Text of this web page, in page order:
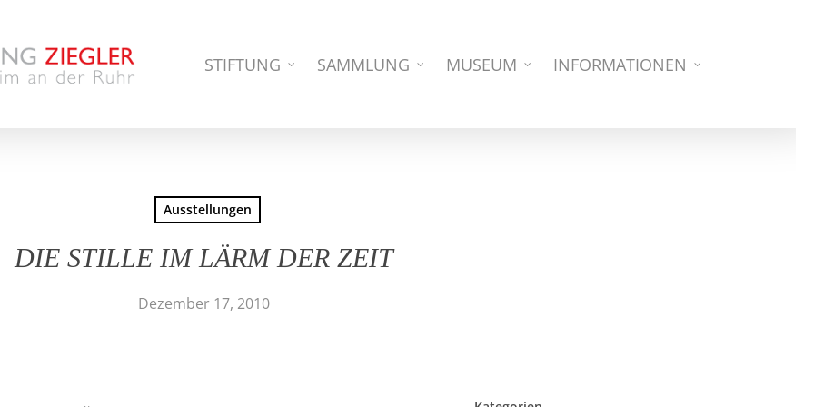
STIFTUNG SAMMLUNG MUSEUM INFORMATIONEN
Ausstellungen
DIE STILLE IM LÄRM DER ZEIT
Dezember 17, 2010